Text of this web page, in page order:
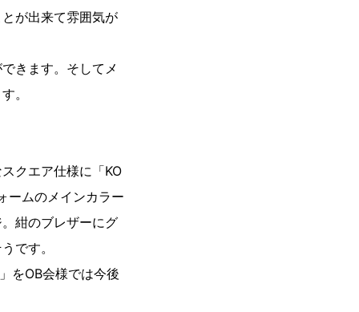
が出来て雰囲気が
きます。そしてメ
。
クエア仕様に「KO
ームのメインカラー
紺のブレザーにグ
です。
をOB会様では今後